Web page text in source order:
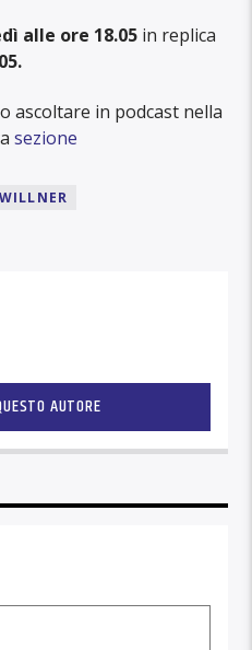
alle ore 18.05 in replica
ascoltare in podcast nella
sezione
AUTORE